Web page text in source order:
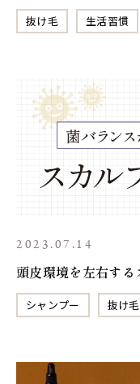
抜け毛 生活習慣
2023.07.14
頭皮環境を左右す
シャンプー 抜け毛